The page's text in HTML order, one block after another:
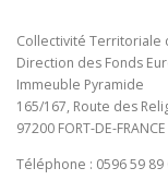
JE SUIS
RESSOURCES
Collectivité Territoriale
Direction des Fonds
Immeuble Pyramide
165/167, Route des
97200 FORT-DE-FRANCE
Téléphone : 0596 59 89